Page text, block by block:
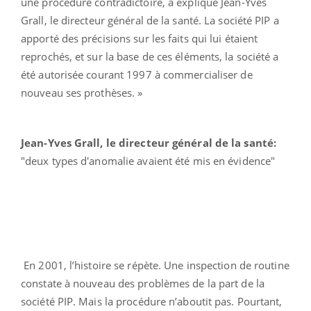
Grall, le directeur général de la santé. La société PIP a
apporté des précisions sur les faits qui lui étaient
reprochés, et sur la base de ces éléments, la société a
été autorisée courant 1997 à commercialiser de
nouveau ses prothèses. »
Jean-Yves Grall, le directeur général de la santé:
"deux types d'anomalie avaient été mis en évidence"
En 2001, l’histoire se répète. Une inspection de routine
constate à nouveau des problèmes de la part de la
société PIP. Mais la procédure n’aboutit pas. Pourtant,